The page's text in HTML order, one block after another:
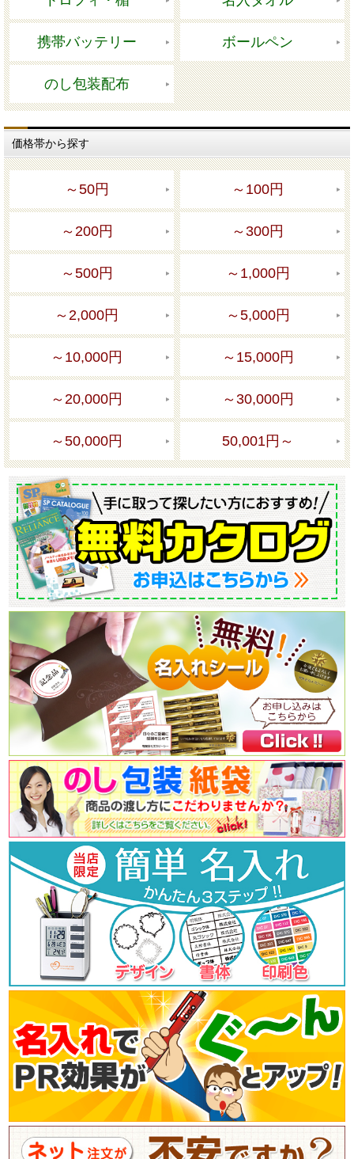
携帯バッテリー ボールペン
のし包装配布
価格帯から探す
～50円 ～100円
～200円 ～300円
～500円 ～1,000円
～2,000円 ～5,000円
～10,000円 ～15,000円
～20,000円 ～30,000円
～50,000円 50,001円～